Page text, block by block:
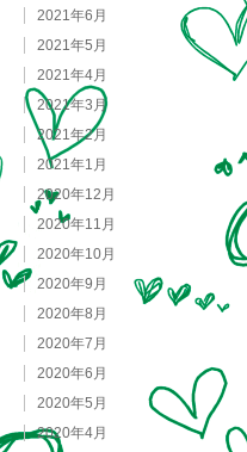
2021年6月
2021年5月
2021年4月
2021年3月
2021年2月
2021年1月
2020年12月
2020年11月
2020年10月
2020年9月
2020年8月
2020年7月
2020年6月
2020年5月
2020年4月